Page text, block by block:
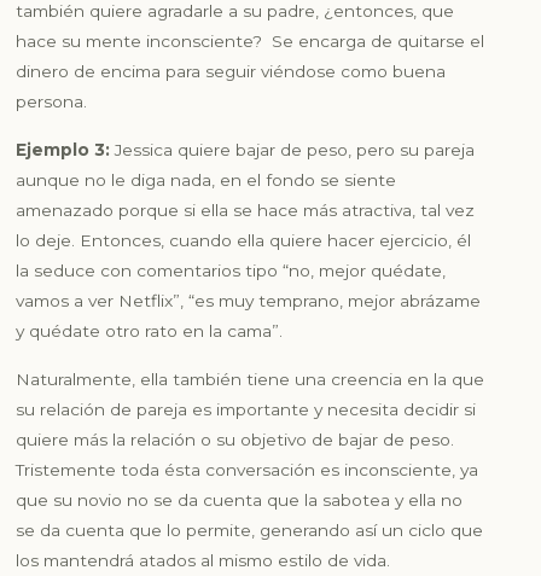
también quiere agradarle a su padre, ¿entonces, que
hace su mente inconsciente? Se encarga de quitarse el
dinero de encima para seguir viéndose como buena
persona.
Ejemplo 3: Jessica quiere bajar de peso, pero su pareja
aunque no le diga nada, en el fondo se siente
amenazado porque si ella se hace más atractiva, tal vez
lo deje. Entonces, cuando ella quiere hacer ejercicio, él
la seduce con comentarios tipo“no, mejor quédate,
vamos a ver Netflix” ,“es muy temprano, mejor abrázame
y quédate otro rato en la cama”
Naturalmente, ella también tiene una creencia en la que
su relación de pareja es importante y necesita decidir si
quiere más la relación o su objetivo de bajar de peso.
Tristemente toda ésta conversación es inconsciente, ya
que su novio no se da cuenta que la sabotea y ella no
se da cuenta que lo permite, generando así un ciclo que
los mantendrá atados al mismo estilo de vida.